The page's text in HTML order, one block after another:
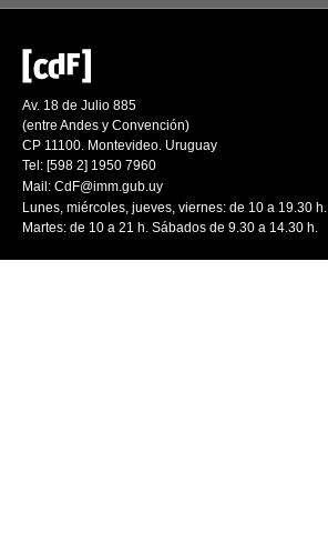
Av. 18 de Julio 885
(entre Andes y Convención)
CP 11100. Montevideo. Uruguay
Tel: [598 2] 1950 7960
Mail: CdF@imm.gub.uy
Lunes, miércoles, jueves, viernes: de 10 a 19.30 h.
Martes: de 10 a 21 h. Sábados de 9.30 a 14.30 h.